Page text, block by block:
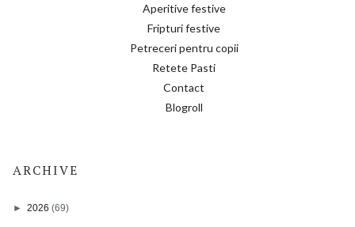
Aperitive festive
Fripturi festive
Petreceri pentru copii
Retete Pasti
Contact
Blogroll
ARCHIVE
► 2026 (69)